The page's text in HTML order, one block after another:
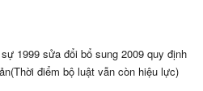
1999 sửa đổi bổ sung 2009 quy định
điểm bộ luật vẫn còn hiệu lực)